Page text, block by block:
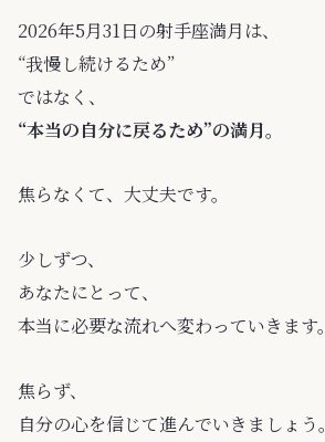
2026年5月31日の射手座満月は、
“我慢し続けるため”
ではなく、
“本当の自分に戻るため”の満月。
焦らなくて、大丈夫です。
少しずつ、
あなたにとって、
本当に必要な流れへ変わっていきます。
焦らず、
自分の心を信じて進んでいきましょう。